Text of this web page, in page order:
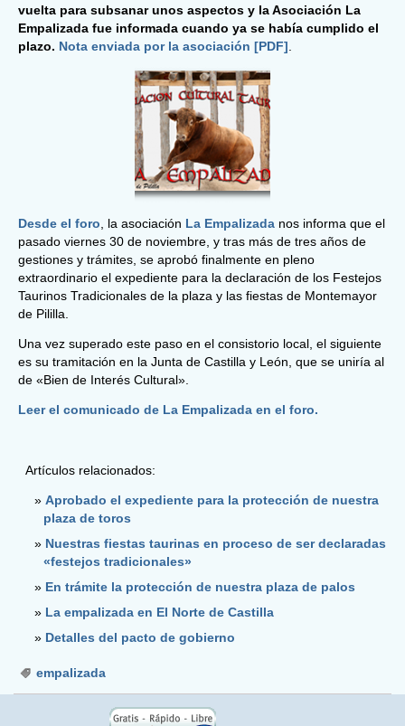
vuelta para subsanar unos aspectos y la Asociación La
Empalizada fue informada cuando ya se había cumplido el
plazo. Nota enviada por la asociación [PDF]
Desde el foro , la asociación La Empalizada nos informa que el
pasado viernes 30 de noviembre, y tras más de tres años de
gestiones y trámites, se aprobó finalmente en pleno
extraordinario el expediente para la declaración de los Festejos
Taurinos Tradicionales de la plaza y las fiestas de Montemayor
de Pililla.
Una vez superado este paso en el consistorio local, el siguiente
es su tramitación en la Junta de Castilla y León, que se uniría al
de «Bien de Interés Cultural».
Leer el comunicado de La Empalizada en el foro.
Artículos relacionados:
Aprobado el expediente para la protección de nuestra
plaza de toros
Nuestras fiestas taurinas en proceso de ser declaradas
«festejos tradicionales»
En trámite la protección de nuestra plaza de palos
La empalizada en El Norte de Castilla
Detalles del pacto de gobierno
empalizada